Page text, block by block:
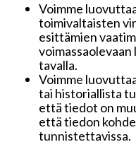
Voimme
toimivaltaisten
esittämien
tavalla.
Voimme
tai historiallista
että tiedot on
että tiedon
tunnistettavissa.